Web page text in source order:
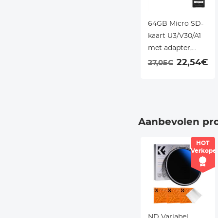
64GB Micro SD-
kaart U3/V30/A1
met adapter,
geheugenkaart
Kentfaith
27,05€ 22,54€
Aanbevolen
HOT
Verkoper